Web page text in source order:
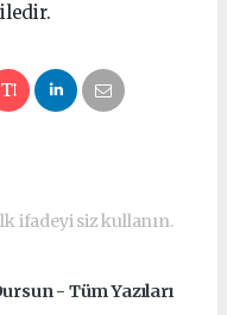
ifadeyi siz kullanın.
- Tüm Yazıları